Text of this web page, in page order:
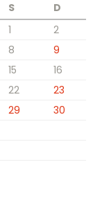
S
D
1
2
8
9
15
16
22
23
29
30